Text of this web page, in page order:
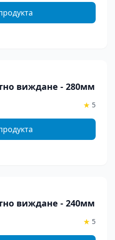
-23
виждане - 280мм
★ 5
-23
виждане - 240мм
★ 5